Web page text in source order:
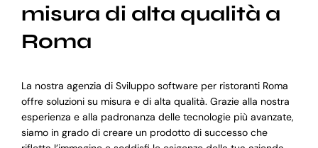
misura di alta qualità a
Roma
La nostra agenzia di Sviluppo software per ristoranti Roma
offre soluzioni su misura e di alta qualità. Grazie alla nostra
esperienza e alla padronanza delle tecnologie più avanzate,
siamo in grado di creare un prodotto di successo che